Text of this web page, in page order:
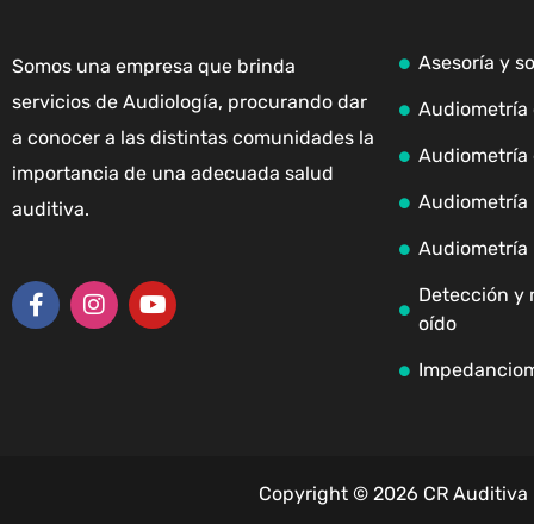
Somos una empresa que brinda
servicios de Audiología, procurando dar
a conocer a las distintas comunidades la
importancia de una adecuada salud
auditiva.
Asesoría y
Audiometría
Audiometría
Audiometría
Detección y
oído
Copyright © 2026 CR Auditiva